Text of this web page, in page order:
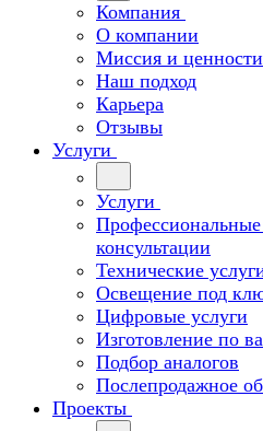
Компания
О компании
Миссия и ценности
Наш подход
Карьера
Отзывы
Услуги
Услуги
Профессиональные
консультации
Технические
Освещение под
Цифровые услуги
Изготовление по
Подбор аналогов
Послепродажное
Проекты